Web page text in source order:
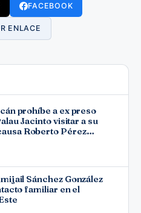
FACEBOOK
ENLACE
prohíbe a ex preso
Jacinto visitar a su
Roberto Pérez
Sánchez González
familiar en el